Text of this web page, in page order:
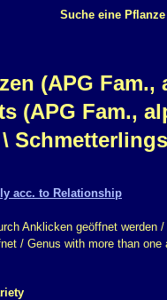
Suche eine
(APG Fam.,
(APG Fam.,
acc. to Relationship
Anklicken geöffnet
/ Genus with more than